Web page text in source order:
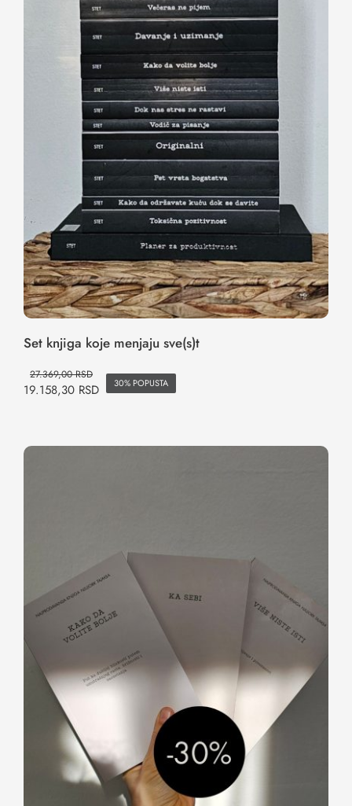
Set knjiga koje menjaju sve(s)t
Set knjiga koje menjaju sve(s)t
27.369,00RSD
19.158,30 RSD 30% POPUSTA
Set knjiga za lični rast i odnose